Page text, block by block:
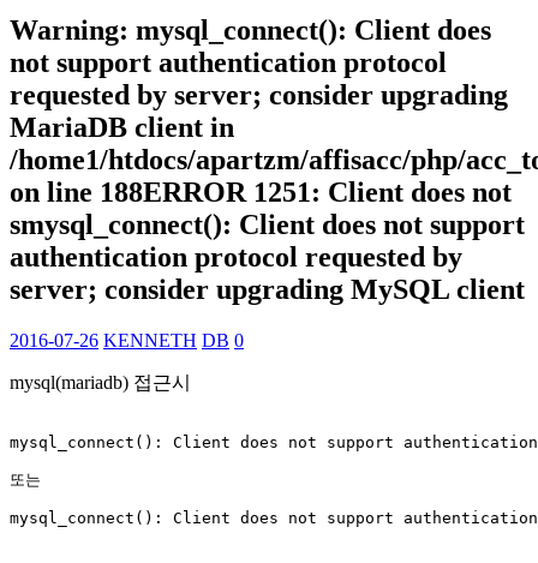
Warning: mysql_connect(): Client does
not support authentication protocol
requested by server; consider upgrading
MariaDB client in
/home1/htdocs/apartzm/affisacc/php/
on line 188ERROR 1251: Client does not
smysql_connect(): Client does not support
authentication protocol requested by
server; consider upgrading MySQL client
2016-07-26 KENNETH DB 0
mysql(mariadb) 접근시
mysql_connect(): Client does not support
또는
mysql_connect(): Client does not support